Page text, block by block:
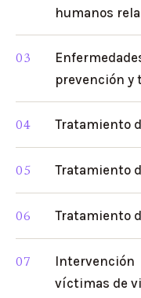
humanos
prevención
Tratamiento
Tratamiento
Tratamiento
víctimas de